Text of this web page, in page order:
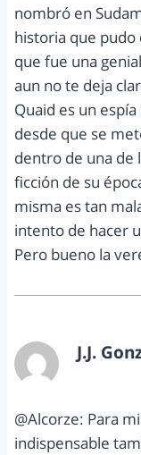
nombró en
historia que pudo
que fue una
aun no te deja
Quaid es un
desde que se
dentro de una de
ficción de su
misma es tan
intento de hacer
Pero bueno la
J.J.
@Alcorze: Para
indispensable